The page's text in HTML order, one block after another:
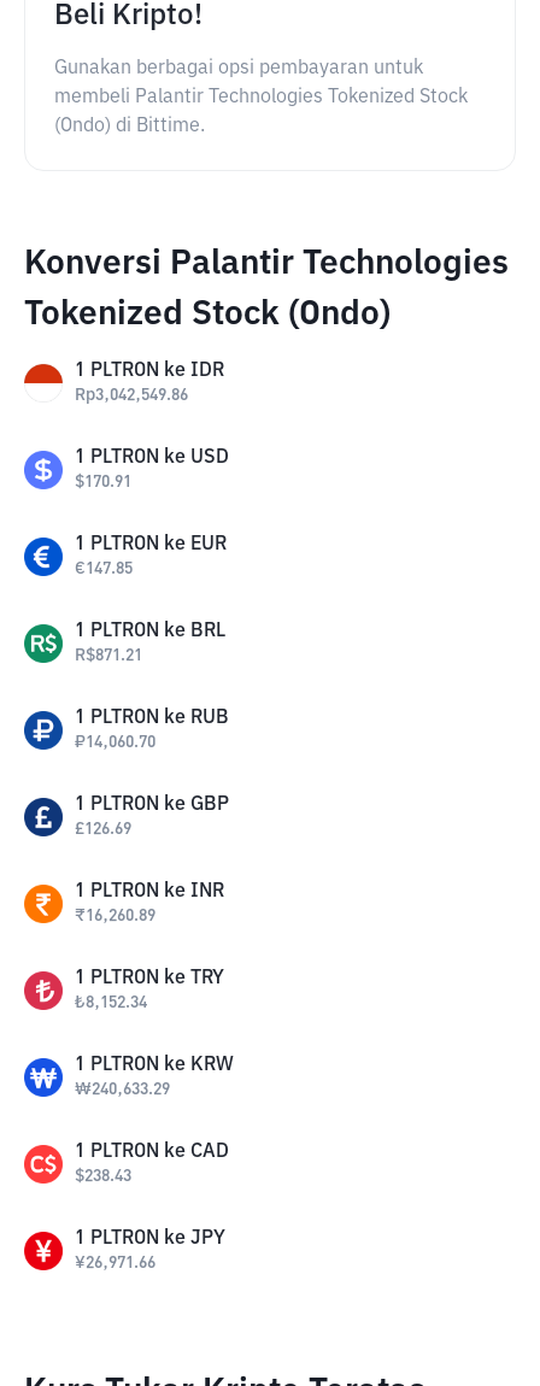
Beli Kripto!
Gunakan berbagai opsi pembayaran untuk
membeli Palantir Technologies Tokenized Stock
(Ondo) di Bittime.
Konversi Palantir Technologies
Tokenized Stock (Ondo)
1 PLTRON ke IDR
Rp3,042,549.86
1 PLTRON ke USD
$170.91
1 PLTRON ke EUR
€147.85
1 PLTRON ke BRL
R$871.21
1 PLTRON ke RUB
₽14,060.70
1 PLTRON ke GBP
£126.69
1 PLTRON ke INR
₹16,260.89
1 PLTRON ke TRY
₺8,152.34
1 PLTRON ke KRW
₩240,633.29
1 PLTRON ke CAD
$238.43
1 PLTRON ke JPY
¥26,971.66